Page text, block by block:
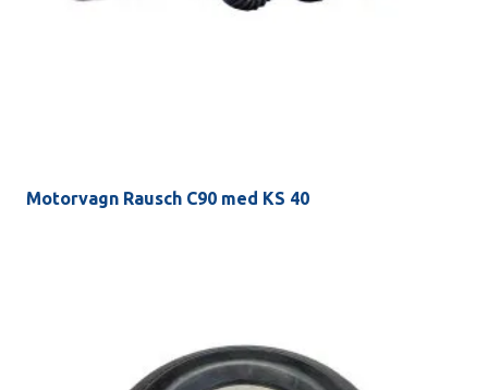
Motorvagn Rausch C90 med KS 40